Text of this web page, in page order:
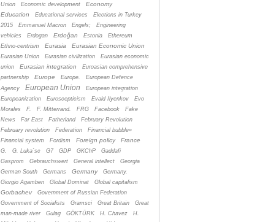
Union
Economic development
Economy
Education
Educational services
Elections in Turkey
2015
Emmanuel Macron Engels;
Engineering
vehicles
Erdogan Erdoğan Estonia
Ethereum
Ethno-centrism
Eurasia Eurasian Economic Union
Eurasian Union Eurasian civilization
Eurasian economic
union
Eurasian integration
Euroasian comprehensive
partnership
Europe Europe.
European Defence
Agency
European Union
European integration
Europeanization
Euroscepticism Evald Ilyenkov
Evo
Morales
F. F. Mitterrand. FRG Facebook
Fake
News
Far East Fatherland
February Revolution
February revolution
Federation
Financial bubble»
Financial system
Fordism Foreign policy France
G. G. Luka´sc G7 GDP GKChP
Gaddafi
Gasprom
Gebrauchswert General intellect
Georgia
German South
Germans Germany
Germany.
Giorgio Agamben
Global Dominat Global capitalism
Gorbachev
Government of Russian Federation
Government of Socialists
Gramsci Great Britain
Great
man-made river
Gulag GÖKTÜRK H. Chavez
H.